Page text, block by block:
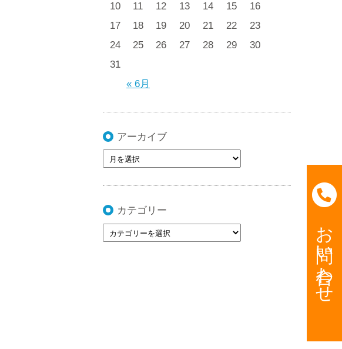
« 6月
10
11 12 13 14 15
16
17
18 19 20 21 22
23
24
25 26 27 28 29
30
31
アーカイブ
カテゴリー
お問い合わせ